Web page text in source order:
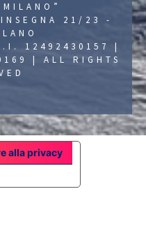
21/23 -
12492430157 |
| ALL RIGHTS
alla privacy